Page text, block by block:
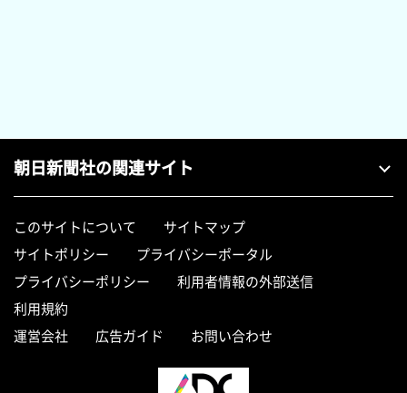
朝日新聞社の関連サイト
このサイトについて
サイトマップ
サイトポリシー
プライバシーポータル
プライバシーポリシー
利用者情報の外部送信
利用規約
運営会社
広告ガイド お問い合わせ